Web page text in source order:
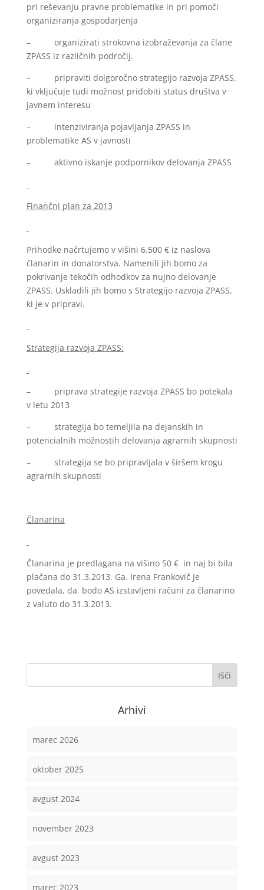
pri reševanju pravne problematike in pri pomoči
organiziranja gospodarjenja
– organizirati strokovna izobraževanja za člane
ZPASS iz različnih področij.
– pripraviti dolgoročno strategijo razvoja ZPASS,
ki vključuje tudi možnost pridobiti status društva v
javnem interesu
– intenziviranja pojavljanja ZPASS in
problematike AS v javnosti
– aktivno iskanje podpornikov delovanja ZPASS
Finančni plan za 2013
Prihodke načrtujemo v višini 6.500 € iz naslova
članarin in donatorstva. Namenili jih bomo za
pokrivanje tekočih odhodkov za nujno delovanje
ZPASS. Uskladili jih bomo s Strategijo razvoja ZPASS,
ki je v pripravi.
Strategija razvoja ZPASS:
– priprava strategije razvoja ZPASS bo potekala
v letu 2013
– strategija bo temeljila na dejanskih in
potencialnih možnostih delovanja agrarnih skupnosti
– strategija se bo pripravljala v širšem krogu
agrarnih skupnosti
Članarina
Članarina je predlagana na višino 50 € in naj bi bila
plačana do 31.3.2013. Ga. Irena Frankovič je
povedala, da bodo AS izstavljeni računi za članarino
z valuto do 31.3.2013.
Arhivi
marec 2026
oktober 2025
avgust 2024
november 2023
avgust 2023
marec 2023